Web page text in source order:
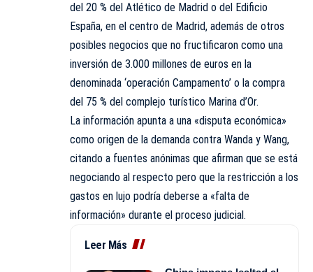
del 20 % del Atlético de Madrid o del Edificio
España, en el centro de Madrid, además de otros
posibles negocios que no fructificaron como una
inversión de 3.000 millones de euros en la
denominada ‘operación Campamento’ o la compra
del 75 % del complejo turístico Marina d’Or.
La información apunta a una «disputa económica»
como origen de la demanda contra Wanda y Wang,
citando a fuentes anónimas que afirman que se está
negociando al respecto pero que la restricción a los
gastos en lujo podría deberse a «falta de
información» durante el proceso judicial.
Leer Más